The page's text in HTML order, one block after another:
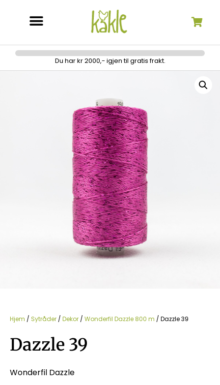
Du har kr 2000,- igjen til gratis frakt.
Hjem / Sytråder / Dekor / Wonderfil Dazzle 800 m / Dazzle 39
Dazzle 39
Wonderfil Dazzle